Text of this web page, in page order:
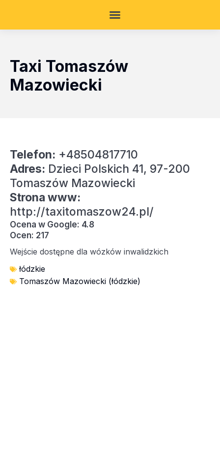
Taxi Tomaszów
Mazowiecki
Telefon: +48504817710
Adres: Dzieci Polskich 41, 97-200
Tomaszów Mazowiecki
Strona www:
http://taxitomaszow24.pl/
Ocena w Google: 4.8
Ocen: 217
Wejście dostępne dla wózków inwalidzkich
łódzkie
Tomaszów Mazowiecki (łódzkie)